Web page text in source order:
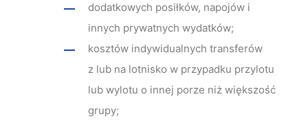
dodatkowych posiłków, napojów i
innych prywatnych wydatków;
kosztów indywidualnych transferów
z lub na lotnisko w przypadku przylotu
lub wylotu o innej porze niż większość
grupy;